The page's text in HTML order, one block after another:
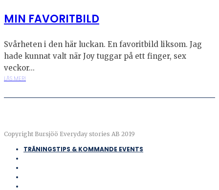
MIN FAVORITBILD
Svårheten i den här luckan. En favoritbild liksom. Jag
hade kunnat valt när Joy tuggar på ett finger, sex
veckor...
LÄS MER!
Copyright Bursjöö Everyday stories AB 2019
TRÄNINGSTIPS & KOMMANDE EVENTS